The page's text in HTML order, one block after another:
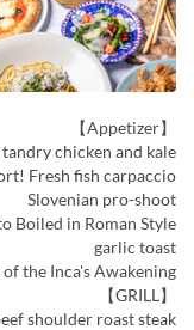
【Appetizer】
chicken and kale
Fresh fish carpaccio
Slovenian pro-shoot
Boiled in Roman Style
garlic toast
the Inca's Awakening
【GRILL】
shoulder roast steak